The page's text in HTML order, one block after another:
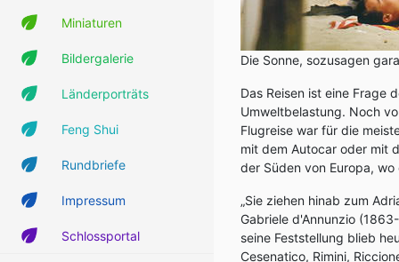
Miniaturen
Bildergalerie
Länderporträts
Feng Shui
Rundbriefe
Impressum
Schlossportal
Die Sonne, sozusagen
Das Reisen ist eine Frage
Umweltbelastung. Noch
Flugreise war für die
mit dem Autocar oder mit
der Süden von Europa,
„Sie ziehen hinab zum
Gabriele d'Annunzio
seine Feststellung blieb
Cesenatico, Rimini,